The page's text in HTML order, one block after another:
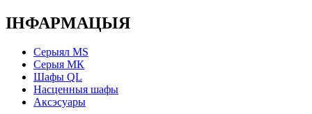
ІНФАРМАЦЫЯ
Серыял MS
Серыя МК
Шафы QL
Насценныя шафы
Аксэсуары